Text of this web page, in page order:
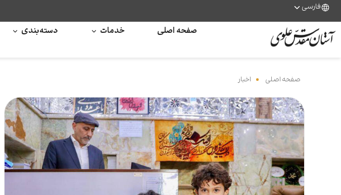
فارسی
صفحه اصلی خدمات دسته‌بندی
صفحه اصلی اخبار